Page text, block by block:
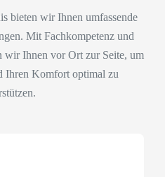
bieten wir Ihnen umfassende
Mit Fachkompetenz und
wir Ihnen vor Ort zur Seite, um
Ihren Komfort optimal zu